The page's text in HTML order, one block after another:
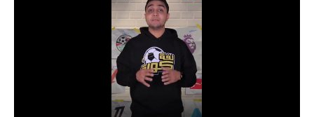
الدوري السعودي للمحترفين